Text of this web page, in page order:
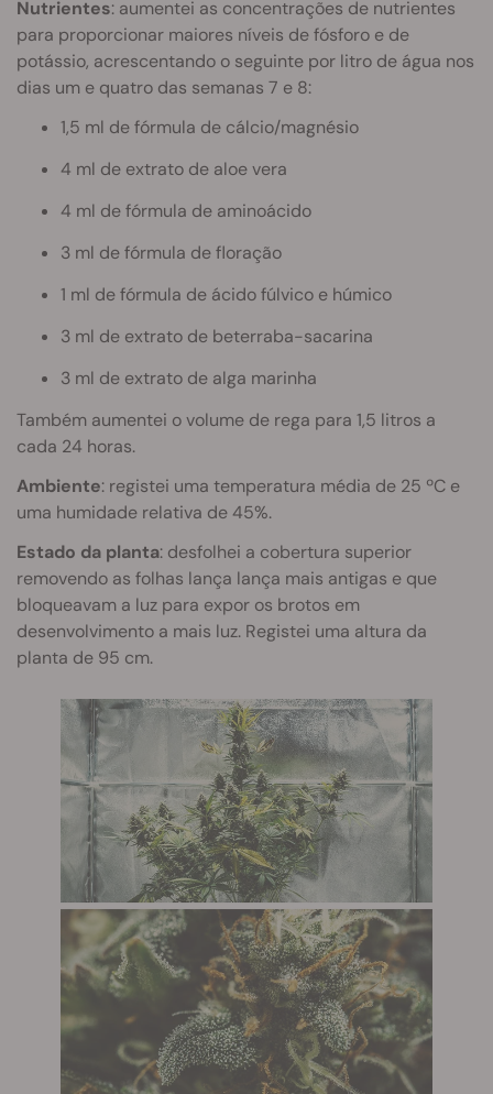
Nutrientes: aumentei as concentrações de nutrientes
para proporcionar maiores níveis de fósforo e de
potássio, acrescentando o seguinte por litro de água nos
dias um e quatro das semanas 7 e 8:
1,5 ml de fórmula de cálcio/magnésio
4 ml de extrato de aloe vera
4 ml de fórmula de aminoácido
3 ml de fórmula de floração
1 ml de fórmula de ácido fúlvico e húmico
3 ml de extrato de beterraba-sacarina
3 ml de extrato de alga marinha
Também aumentei o volume de rega para 1,5 litros a
cada 24 horas.
Ambiente: registei uma temperatura média de 25 ºC e
uma humidade relativa de 45%.
Estado da planta: desfolhei a cobertura superior
removendo as folhas lança lança mais antigas e que
bloqueavam a luz para expor os brotos em
desenvolvimento a mais luz. Registei uma altura da
planta de 95 cm.